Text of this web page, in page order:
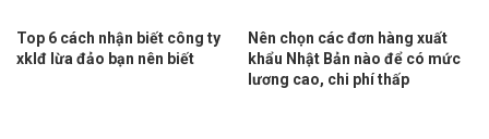
Top 6 cách nhận biết công ty
xklđ lừa đảo bạn nên biết
Nên chọn các đơn hàng xuất
khẩu Nhật Bản nào để có mức
lương cao, chi phí thấp